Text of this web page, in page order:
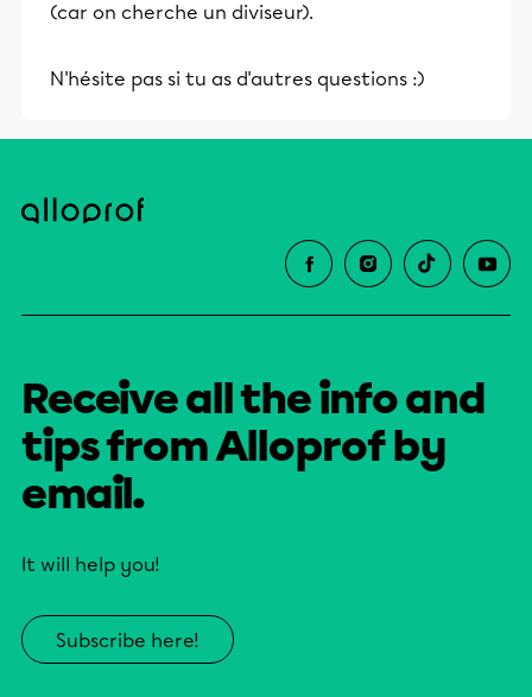
(car on cherche un diviseur).
N'hésite pas si tu as d'autres questions :)
Receive all the info and
tips from Alloprof by
email.
It will help you!
Subscribe here!